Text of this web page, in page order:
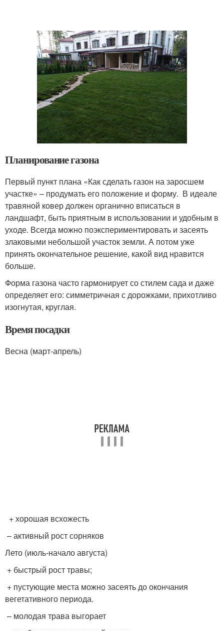
Планирование газона
Первый пункт плана «Как сделать газон на заросшем
участке» – продумать его положение и форму. В идеале
травяной ковер должен органично вписаться в
ландшафт, быть приятным в использовании и удобным в
уходе. Всегда можно поэкспериментировать и засеять
злаковыми небольшой участок земли. А потом уже
принять окончательное решение, какой вид нравится
больше.
Форма газона часто гармонирует со стилем сада и даже
определяет его: симметричная с дорожками, прихотливо
изогнутая, круглая.
Время посадки
Весна (март-апрель)
+ хорошая всхожесть
– активный рост сорняков
Лето (июль-начало августа)
+ быстрый рост травы;
+ пустующие места можно засеять до окончания
вегетативного периода.
– молодая трава выгорает